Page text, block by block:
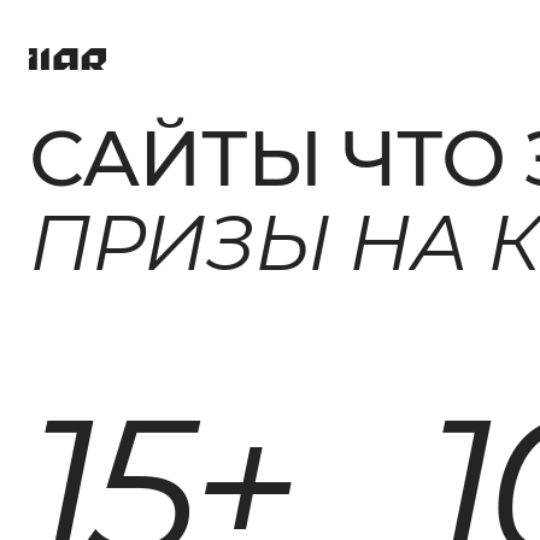
САЙТЫ
ПРИЗЫ НА
15+
ПРОЕКТЫ